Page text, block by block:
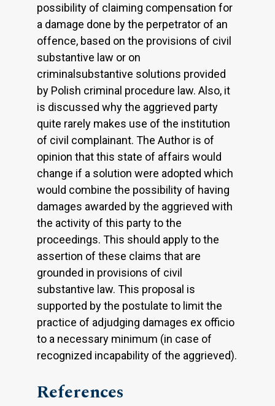
possibility of claiming compensation for
a damage done by the perpetrator of an
offence, based on the provisions of civil
substantive law or on
criminalsubstantive solutions provided
by Polish criminal procedure law. Also, it
is discussed why the aggrieved party
quite rarely makes use of the institution
of civil complainant. The Author is of
opinion that this state of affairs would
change if a solution were adopted which
would combine the possibility of having
damages awarded by the aggrieved with
the activity of this party to the
proceedings. This should apply to the
assertion of these claims that are
grounded in provisions of civil
substantive law. This proposal is
supported by the postulate to limit the
practice of adjudging damages ex officio
to a necessary minimum (in case of
recognized incapability of the aggrieved).
References